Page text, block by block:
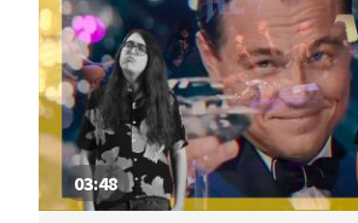
věnuje dokumentární seriál
03:48